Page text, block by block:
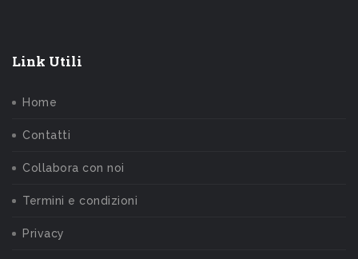
Link Utili
Home
Contatti
Collabora con noi
Termini e condizioni
Privacy